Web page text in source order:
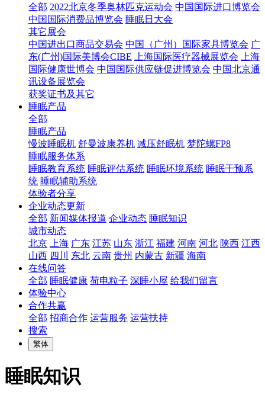
全部 2022北京冬季奥林匹克运动会 中国国际进口博览会
中国国际消费品博览会 睡眠日大会
其它展会
中国进出口商品交易会 中国（广州）国际家具博览会 广
东(广州)国际美博会CIBE
上海国际医疗器械展览会
上海
国际健康世博会 中国国际供应链促进博览会 中国北京通
讯设备展览会
获奖证书及其它
睡眠产品
全部
睡眠产品
慢波睡眠机 舒曼波康养机 减压舒眠机 梦陀螺FP8
睡眠服务体系
睡眠教育系统 睡眠评估系统 睡眠环境系统 睡眠干预系
统 睡眠辅助系统
体验者分享
企业动态更新
全部 新闻媒体报道 企业动态 睡眠知识
城市动态
北京
上海 广东 江苏 山东 浙江 福建 河南 河北 陕西 江西
山西 四川 东北 云南 贵州 内蒙古 新疆 海南
在线问答
全部 睡眠健康 荷电粒子 深睡小屋 给我们留言
体验中心
合作共赢
全部 招商合作 运营服务 运营扶持
搜索
繁体
睡眠知识